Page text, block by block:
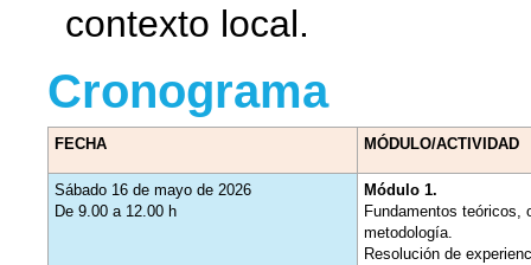
contexto local.
Cronograma
FECHA MÓDULO/ACTIVIDAD
Sábado 16 de mayo de 2026
De 9.00 a 12.00 h
Módulo 1.
Fundamentos teóricos,
metodología.
Resolución de